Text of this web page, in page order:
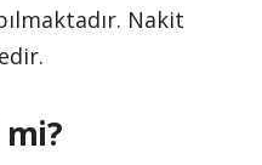
Nakit